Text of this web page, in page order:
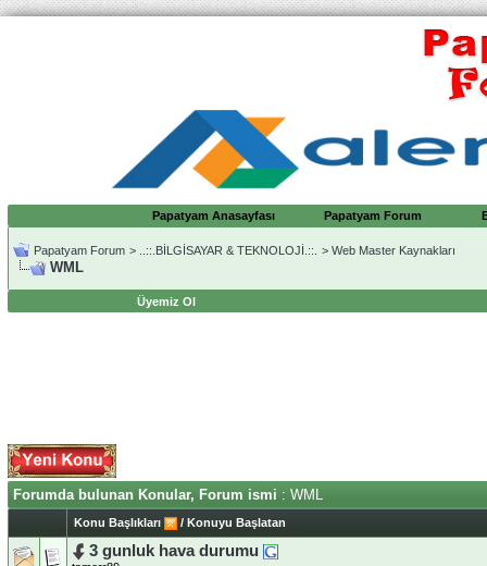
Papatyam Anasayfası Papatyam Forum
Papatyam Forum > ..::.BİLGİSAYAR & TEKNOLOJİ.::. > Web Master Kaynakları
WML
Üyemiz Ol
Forumda bulunan Konular, Forum ismi : WML
Konu Başlıkları / Konuyu Başlatan
3 gunluk hava durumu